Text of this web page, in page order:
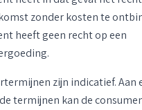
zonder kosten te
heeft geen recht op een
zijn indicatief. Aan
termijnen kan de